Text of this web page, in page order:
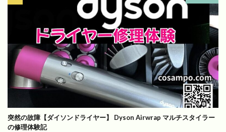
突然の故障【ダイソンドライヤー】 Dyson Airwrap マルチスタイラー
の修理体験記